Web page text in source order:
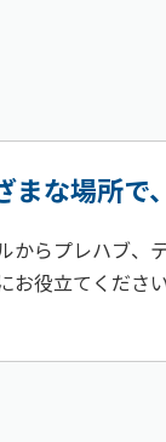
まな場所で
からプレハブ、
お役立てください